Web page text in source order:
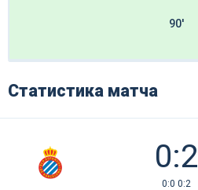
90'
Статистика матча
0:2
0:0 0:2